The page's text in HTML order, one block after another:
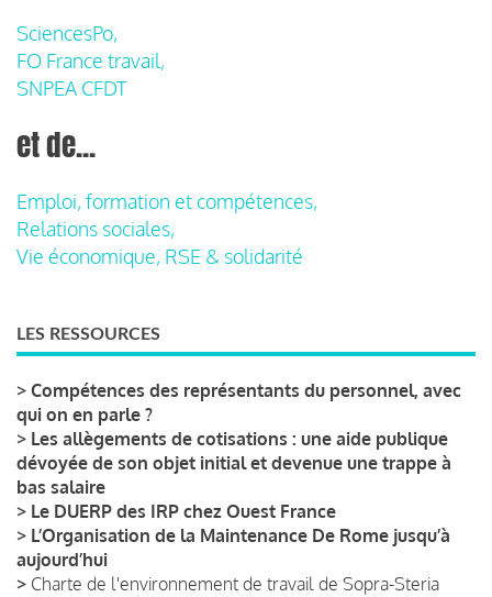
SciencesPo,
FO France travail,
SNPEA CFDT
et de...
Emploi, formation et compétences,
Relations sociales,
Vie économique, RSE & solidarité
LES RESSOURCES
> Compétences des représentants du personnel, avec
qui on en parle ?
> Les allègements de cotisations : une aide publique
dévoyée de son objet initial et devenue une trappe à
bas salaire
> Le DUERP des IRP chez Ouest France
> L’Organisation de la Maintenance De Rome jusqu’à
aujourd’hui
> Charte de l'environnement de travail de Sopra-Steria